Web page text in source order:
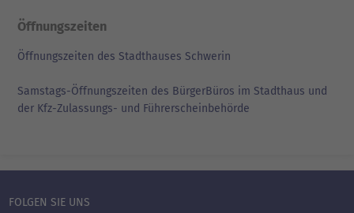
Öffnungszeiten
Öffnungszeiten des Stadthauses Schwerin
Samstags-Öffnungszeiten des BürgerBüros im Stadthaus und
der Kfz-Zulassungs- und Führerscheinbehörde
FOLGEN SIE UNS